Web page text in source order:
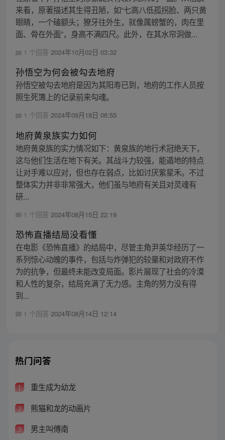
来看，原著描述其生得丑陋，如“七高八低孤拐脸、两只黄
眼睛，一个磕额头；獠牙往外生，就像属螃蟹的，肉在里
面、骨在外面”，身高不满四尺。此外，在其水帘洞做...
1 个回答 2024年10月02日 03:32
孙悟空为何会被勾去地府
孙悟空被勾去地府是因为其阳寿已到，地府的工作人员按
照生死簿上的记录前来勾魂。
1 个回答 2024年09月18日 06:55
地府黄泉族实力如何
地府黄泉族的实力情况如下：黄泉族的地行术冠绝天下，
这与他们生活在地下有关。其战斗力较强，能遁地的特点
让对手难以应对，但也存在弱点，比如讨厌紫星禾。不过
整体实力并非非常强大，他们虽与地府有关且对灵魂有
研...
1 个回答 2024年08月15日 22:19
恐怖直播结局没看懂
在电影《恐怖直播》的结局中，尽管主角尹英华经历了一
系列惊心动魄的事件，包括与炸弹犯的较量和对政府不作
为的抗争，但最终未能改变局面。影片展现了社会的冷漠
和人性的复杂，结局充满了无力感。主角的努力没有得
到...
1 个回答 2024年08月14日 12:14
热门问答
1 重生成为幼龙
2 熊猫和龙的动画片
3 男主叫傅南